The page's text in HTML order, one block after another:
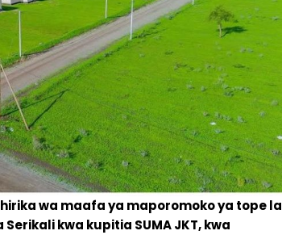
wa maafa ya maporomoko ya tope la
kwa kupitia SUMA JKT, kwa